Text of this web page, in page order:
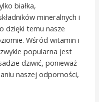
białka,
mineralnych i
dzięki temu nasze
Wśród witamin i
popularna jest
dziwić, ponieważ
naszej odporności,